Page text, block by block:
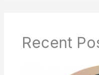
Recent